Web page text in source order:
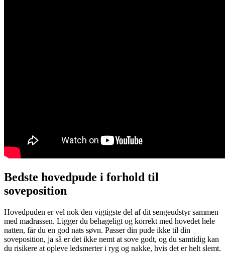
Bedste hovedpude i forhold til
soveposition
Hovedpuden er vel nok den vigtigste del af dit sengeudstyr sammen
med madrassen. Ligger du behageligt og korrekt med hovedet hele
natten, får du en god nats søvn. Passer din pude ikke til din
soveposition, ja så er det ikke nemt at sove godt, og du samtidig kan
du risikere at opleve ledsmerter i ryg og nakke, hvis det er helt slemt.